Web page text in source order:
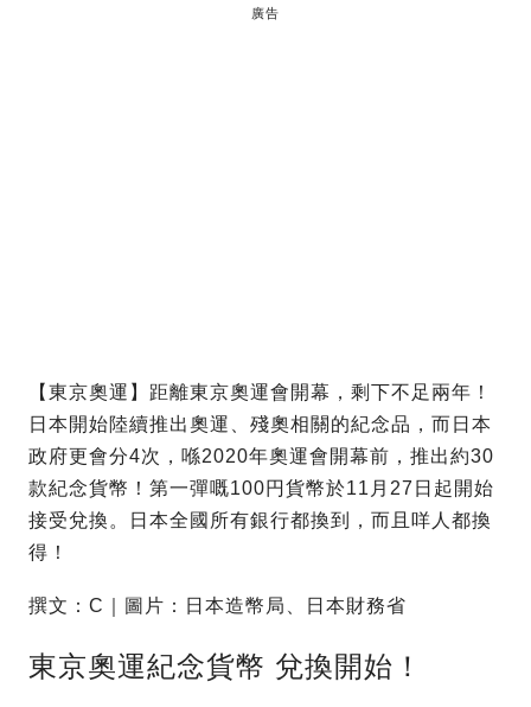
廣告
【東京奧運】距離東京奧運會開幕，剩下不足兩年！
日本開始陸續推出奧運、殘奧相關的紀念品，而日本
政府更會分4次，喺2020年奧運會開幕前，推出約30
款紀念貨幣！第一彈嘅100円貨幣於11月27日起開始
接受兌換。日本全國所有銀行都換到，而且咩人都換
得！
撰文：C｜圖片：日本造幣局、日本財務省
東京奧運紀念貨幣 兌換開始！